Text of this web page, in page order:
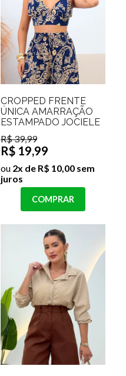
CROPPED FRENTE
ÚNICA AMARRAÇÃO
ESTAMPADO JOCIELE
R$ 39,99
R$ 19,99
ou 2x de R$ 10,00 sem
juros
COMPRAR